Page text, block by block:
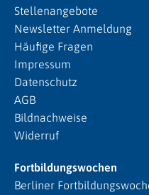
Stellenangebote
Newsletter Anmeldung
Häufige Fragen
Impressum
Datenschutz
AGB
Bildnachweise
Widerruf
Fortbildungswochen
Berliner